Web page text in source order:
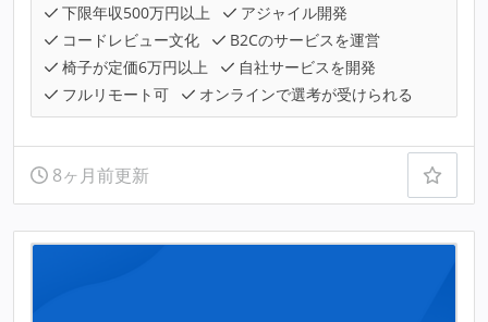
下限年収500万円以上
アジャイル開発
コードレビュー文化
B2Cのサービスを運営
椅子が定価6万円以上
自社サービスを開発
フルリモート可
オンラインで選考が受けられる
8ヶ月前更新